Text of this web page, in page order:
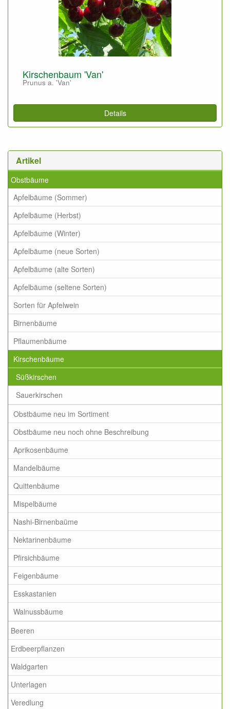
Artikel
Obstbäume
Apfelbäume (Sommer)
Apfelbäume (Herbst)
Apfelbäume (Winter)
Apfelbäume (neue Sorten)
Apfelbäume (alte Sorten)
Apfelbäume (seltene Sorten)
Sorten für Apfelwein
Birnenbäume
Pflaumenbäume
Kirschenbäume
Süßkirschen
Sauerkirschen
Obstbäume neu im Sortiment
Obstbäume neu noch ohne Beschreibung
Aprikosenbäume
Mandelbäume
Quittenbäume
Mispelbäume
Nashi-Birnenbaüme
Nektarinenbäume
Pfirsichbäume
Feigenbäume
Esskastanien
Walnussbäume
Beeren
Erdbeerpflanzen
Waldgarten
Unterlagen
Veredlung
Kirschenbaum 'Van'
Prunus a. 'Van'
Details